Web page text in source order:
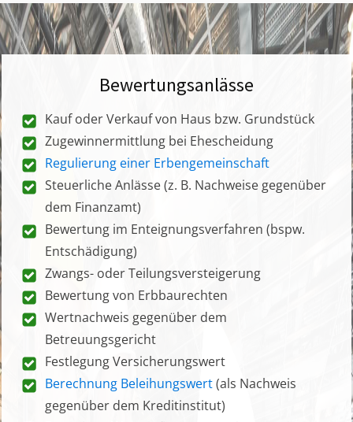
Bewertungsanlässe
Kauf oder Verkauf von Haus bzw. Grundstück
Zugewinnermittlung bei Ehescheidung
Regulierung einer Erbengemeinschaft
Steuerliche Anlässe (z. B. Nachweise gegenüber
dem Finanzamt)
Bewertung im Enteignungsverfahren (bspw.
Entschädigung)
Zwangs- oder Teilungsversteigerung
Bewertung von Erbbaurechten
Wertnachweis gegenüber dem
Betreuungsgericht
Festlegung Versicherungswert
Berechnung Beleihungswert(als Nachweis
gegenüber dem Kreditinstitut)